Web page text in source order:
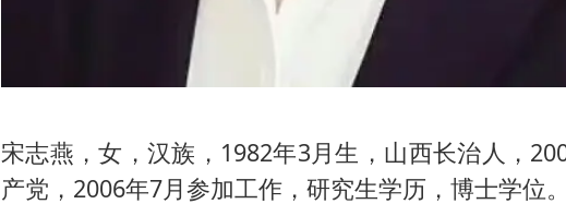
宋志燕，女，汉族，1982年3月生，山西长治人，
产党，2006年7月参加工作，研究生学历，博士学位。